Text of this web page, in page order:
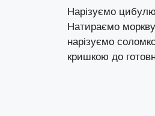
Нарізуємо цибулю
Натираємо
нарізуємо
кришкою до